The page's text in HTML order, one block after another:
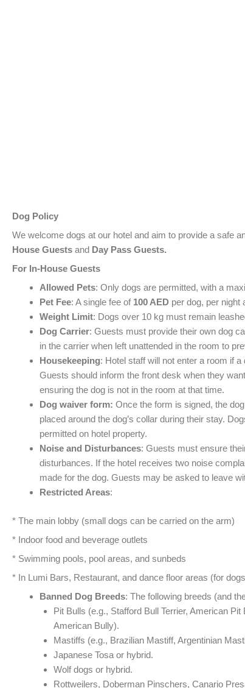
Dog Policy
We welcome dogs at our hotel and aim to provide a safe
House Guests and Day Pass Guests.
For In-House Guests
Allowed Pets: Only dogs are permitted, with a
Pet Fee: A single fee of 100 AED per dog, per night
Weight Limit: Dogs over 10 kg must remain
Dog Carrier: Guests must provide their own dog
in the carrier when left unattended in the room to
Housekeeping: Hotel staff will not enter a room if
Guests should inform the front desk when they
ensuring the dog is not in the room at that time.
Dog waiver form: Once the form is signed, the
placed around the dog’s collar during their stay.
permitted on hotel property.
Noise and Disturbances: Guests must ensure
disturbances. If the hotel receives two noise
made for the dog. Guests may be asked to leave
Restricted Areas:
* The main lobby (small dogs can be carried on the arm)
* Indoor food and beverage outlets
* Swimming pools, pool areas, and sunbeds
* In Lumi Bars, Restaurant, and dance floor areas (for
Banned Dog Breeds: The following breeds (and
Pit Bulls (e.g., Stafford Bull Terrier, American Pit
American Bully).
Mastiffs (e.g., Brazilian Mastiff, Argentinian
Japanese Tosa or hybrid.
Wolf dogs or hybrid.
Rottweilers, Doberman Pinschers, Canario